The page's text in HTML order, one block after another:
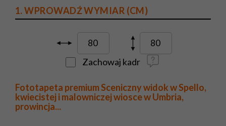
Fototapeta premium Sceniczny widok w Spello,
kwiecistej i malowniczej wiosce w Umbria,
prowincja...
1. WPROWADŹ WYMIAR (CM)
Zachowaj kadr